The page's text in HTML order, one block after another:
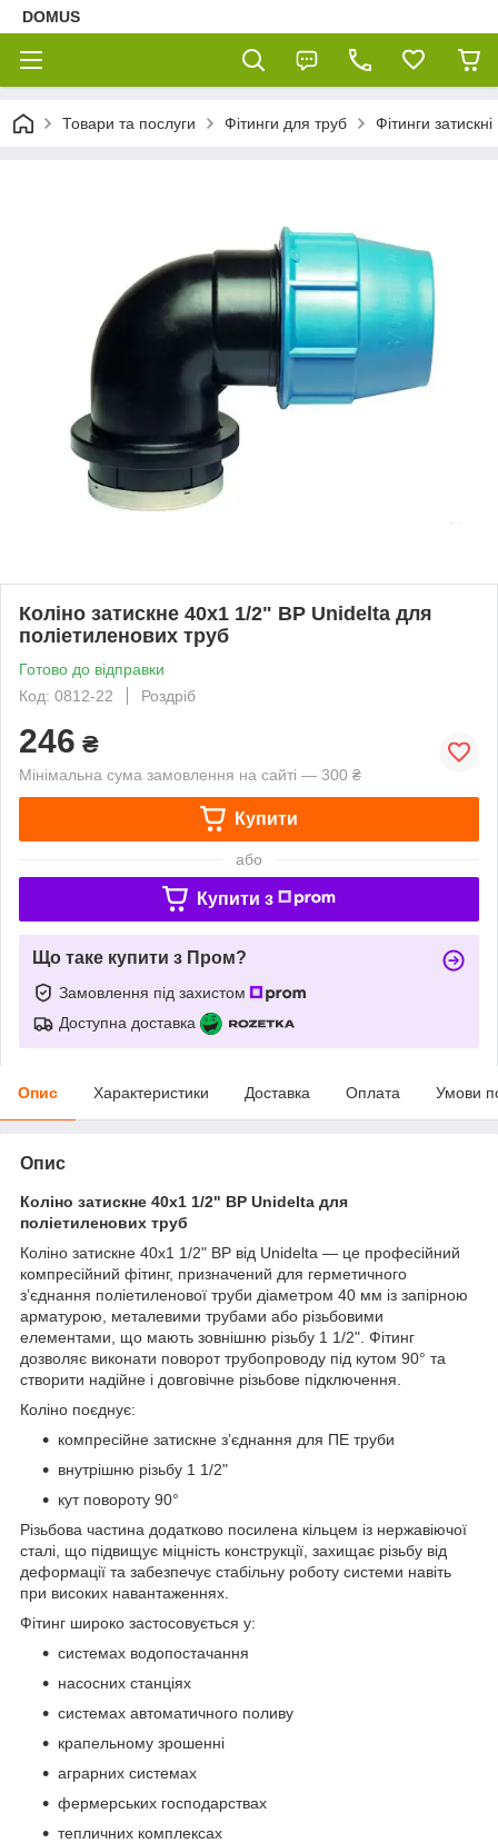
DOMUS
Товари та послуги Фітинги для труб Фітинги
Коліно затискне 40х1 1/2" ВР Unidelta для
поліетиленових труб
Готово до відправки
Код: 0812-22
Роздріб
246 ₴
Мінімальна сума замовлення на сайті — 300 ₴
Купити
або
Купити з
Що таке купити з Пром?
Замовлення під захистом
Доступна доставка
Опис Характеристики Доставка Оплата Умови
Опис
Коліно затискне 40х1 1/2" ВР Unidelta для
поліетиленових труб
Коліно затискне 40х1 1/2" ВР від Unidelta — це професійний
компресійний фітинг, призначений для герметичного
з’єднання поліетиленової труби діаметром 40 мм із запірною
арматурою, металевими трубами або різьбовими
елементами, що мають зовнішню різьбу 1 1/2". Фітинг
дозволяє виконати поворот трубопроводу під кутом 90° та
створити надійне і довговічне різьбове підключення.
Коліно поєднує:
компресійне затискне з’єднання для ПЕ труби
внутрішню різьбу 1 1/2"
кут повороту 90°
Різьбова частина додатково посилена кільцем із нержавіючої
сталі, що підвищує міцність конструкції, захищає різьбу від
деформації та забезпечує стабільну роботу системи навіть
при високих навантаженнях.
Фітинг широко застосовується у:
системах водопостачання
насосних станціях
системах автоматичного поливу
крапельному зрошенні
аграрних системах
фермерських господарствах
тепличних комплексах